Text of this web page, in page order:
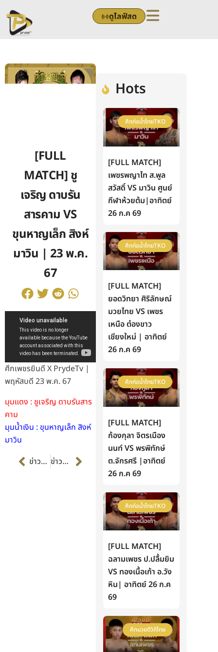
to
content
ดูไลฟ์สด
[FULL
MATCH] ชู
เจริญ ดาบรัน
สารคาม VS
ขุนหาญเล็ก สิงห์
มาวิน | 23 พ.ค.
67
ศึกเพชรยินดี X PrydeTv |
พฤหัสบดี 23 พ.ค. 67
มุมแดง : ชูเจริญ ดาบรันสาร
คาม
มุมน้ำเงิน : ขุนหาญเล็ก สิงห์
มาวิน
Prevข่าวก่อนหน้า ข่าวต่อไป Next
Hots
ศึกท่อน้ำไทยTKO
[FULL MATCH]
เพชรพญาไท ส.พูล
สวัสดิ์ VS มาวิน ศูนย์
กีฬาห้วยต้ม|อาทิตย์
26 ก.ค 69
ศึกท่อน้ำไทยTKO
[FULL MATCH]
ยอดวิทยา ศิริลักษณ์
มวยไทย VS เพชร
เหนือ ต๋องขาว
เชียงใหม่ | อาทิตย์
26 ก.ค 69
ศึกท่อน้ำไทยTKO
[FULL MATCH]
ก้องกุลา จิตรเมือง
นนท์ VS พรพิทักษ์
ต.จักรศรี |อาทิตย์
26 ก.ค 69
ศึกท่อน้ำไทยTKO
[FULL MATCH]
ฉลามเพชร ป.ปลื้มยิม
VS ทองเนื้อเก้า อ.วัง
หิน| อาทิตย์ 26 ก.ค
69
ศึกมวยดีวิถีไทย